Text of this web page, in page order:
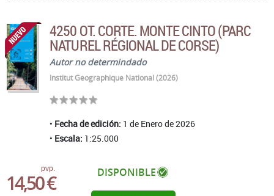
4250 OT. CORTE. MONTE CINTO (PARC
NATUREL RÉGIONAL DE CORSE)
Autor no determindado
Institut Geographique National (2026)
Fecha de edición: 1 de Enero de 2026
Escala: 1:25.000
pvp.
14,50 € DISPONIBLE